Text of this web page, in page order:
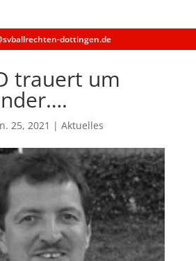
dottingen.de
trauert um
25, 2021 | Aktuelles